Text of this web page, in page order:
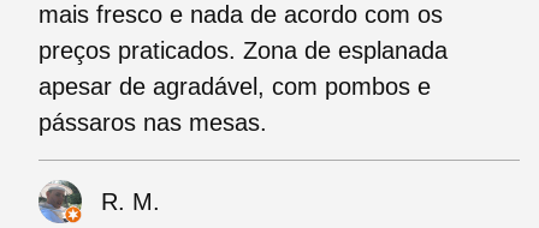
mais fresco e nada de acordo com os
preços praticados. Zona de esplanada
apesar de agradável, com pombos e
pássaros nas mesas.
R. M.